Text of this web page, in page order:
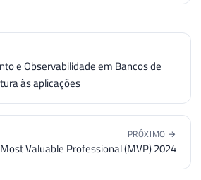
e Observabilidade em Bancos de
às aplicações
PRÓXIMO →
Valuable Professional (MVP) 2024